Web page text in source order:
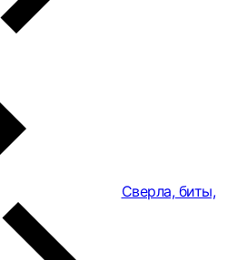
Сверла, биты,